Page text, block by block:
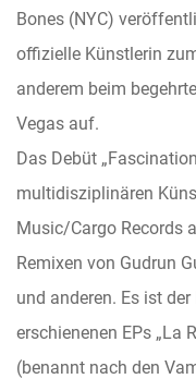
Bones (NYC)
offizielle Künstlerin
anderem beim
Vegas auf.
Das Debüt
multidisziplinären
Music/Cargo Records
Remixen von Gudrun
und anderen. Es ist
erschienenen EPs „La
(benannt nach den